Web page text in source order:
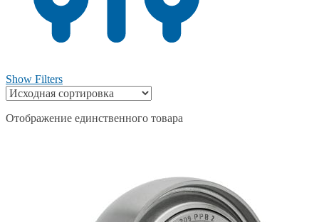
Show Filters
Отображение единственного товара